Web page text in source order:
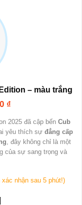
– màu trắng
₫
2025 đã cập bến Cub
yêu thích sự đẳng cấp
, đây không chỉ là một
của sự sang trọng và
nhận sau 5 phút!)